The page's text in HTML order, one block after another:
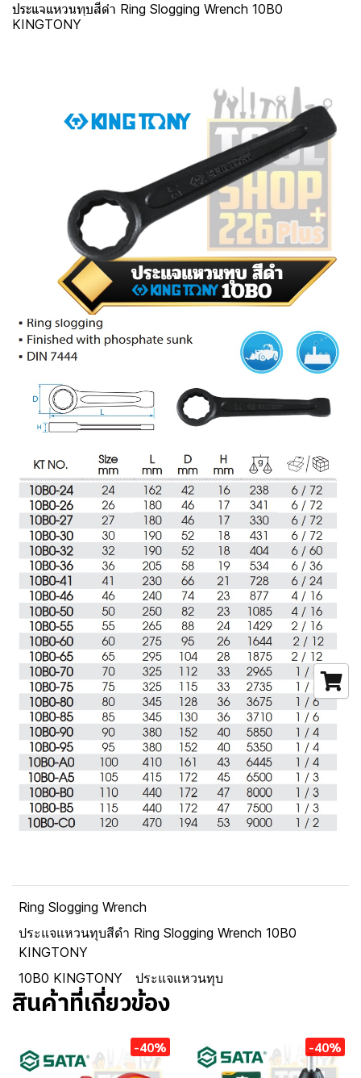
ประแจแหวนทุบสีดำ Ring Slogging Wrench 10B0
KINGTONY
Ring Slogging Wrench
ประแจแหวนทุบสีดำ Ring Slogging Wrench 10B0
KINGTONY
10B0 KINGTONY
ประแจแหวนทุบ
สินค้าที่เกี่ยวข้อง
-40% -40%